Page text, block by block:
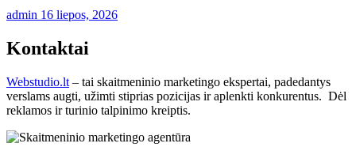
admin 16 liepos, 2026
Kontaktai
Webstudio.lt – tai skaitmeninio marketingo ekspertai, padedantys
verslams augti, užimti stiprias pozicijas ir aplenkti konkurentus. Dėl
reklamos ir turinio talpinimo kreiptis.